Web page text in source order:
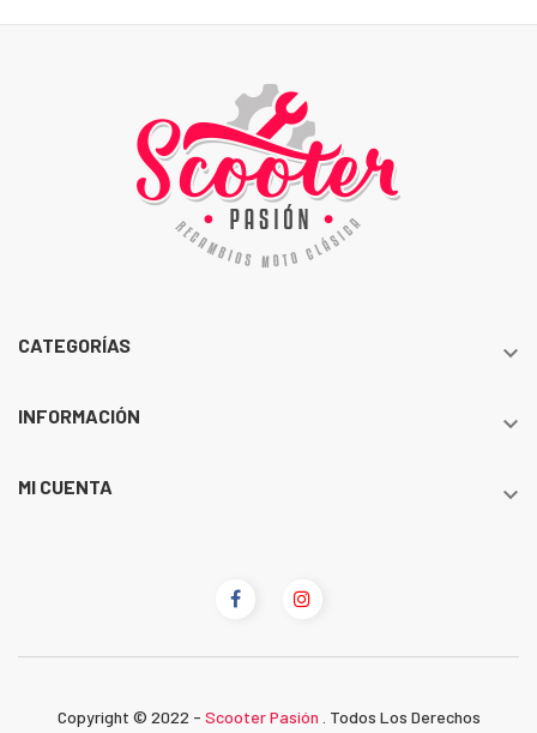
CATEGORÍAS 
INFORMACIÓN 
MI CUENTA 
Copyright © 2022 - Scooter Pasión
. Todos Los Derechos